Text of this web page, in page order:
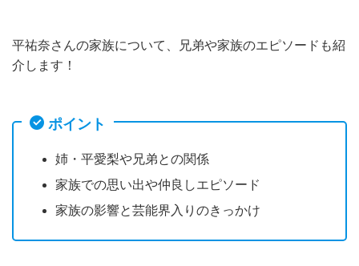
平祐奈さんの家族について、兄弟や家族のエピソードも紹
介します！
ポイント
姉・平愛梨や兄弟との関係
家族での思い出や仲良しエピソード
家族の影響と芸能界入りのきっかけ